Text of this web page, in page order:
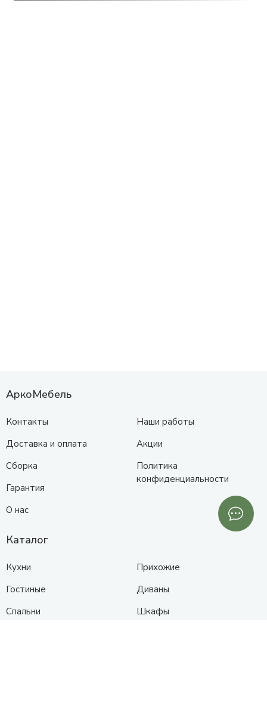
АркоМебель
Контакты
Доставка и оплата
Сборка
Гарантия
О нас
Наши работы
Акции
Политика
конфиденциальности
Каталог
Кухни
Гостиные
Спальни
Прихожие
Диваны
Шкафы